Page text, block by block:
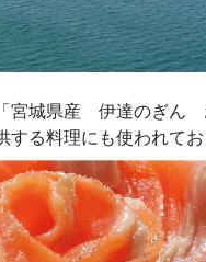
宮城県産 伊達のぎん
する料理にも使われて